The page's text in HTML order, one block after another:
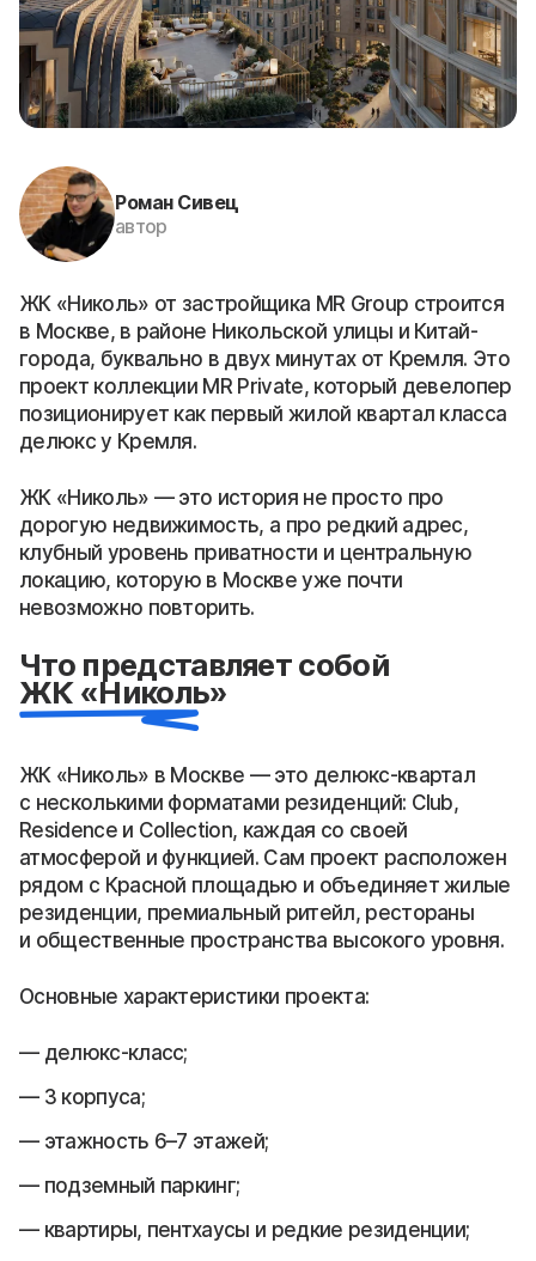
Роман Сивец
автор
ЖК «Николь» от застройщика MR Group строится
в Москве, в районе Никольской улицы и Китай-
города, буквально в двух минутах от Кремля. Это
проект коллекции MR Private, который девелопер
позиционирует как первый жилой квартал класса
делюкс у Кремля.
ЖК «Николь» — это история не просто про
дорогую недвижимость, а про редкий адрес,
клубный уровень приватности и центральную
локацию, которую в Москве уже почти
невозможно повторить.
Что представляет собой
ЖК «Николь»
ЖК «Николь» в Москве — это делюкс-квартал
с несколькими форматами резиденций: Club,
Residence и Collection, каждая со своей
атмосферой и функцией. Сам проект расположен
рядом с Красной площадью и объединяет жилые
резиденции, премиальный ритейл, рестораны
и общественные пространства высокого уровня.
Основные характеристики проекта:
делюкс-класс;
3 корпуса;
этажность 6–7 этажей;
подземный паркинг;
квартиры, пентхаусы и редкие резиденции;